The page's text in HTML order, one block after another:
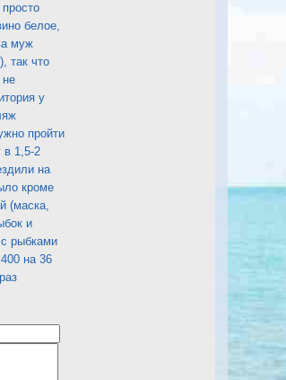
белое,
муж
так что
не
у
пройти
в 1,5-2
на
кроме
(маска,
и
рыбками
на 36